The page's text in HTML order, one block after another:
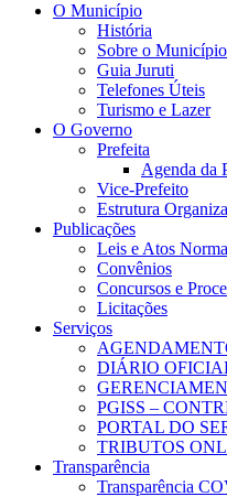
O Município
História
Sobre o Município
Guia Juruti
Telefones Úteis
Turismo e Lazer
O Governo
Prefeita
Agenda da
Vice-Prefeito
Estrutura
Publicações
Leis e Atos
Convênios
Concursos e
Licitações
Serviços
DIÁRIO
PGISS –
PORTAL DO
TRIBUTOS
Transparência
Transparência